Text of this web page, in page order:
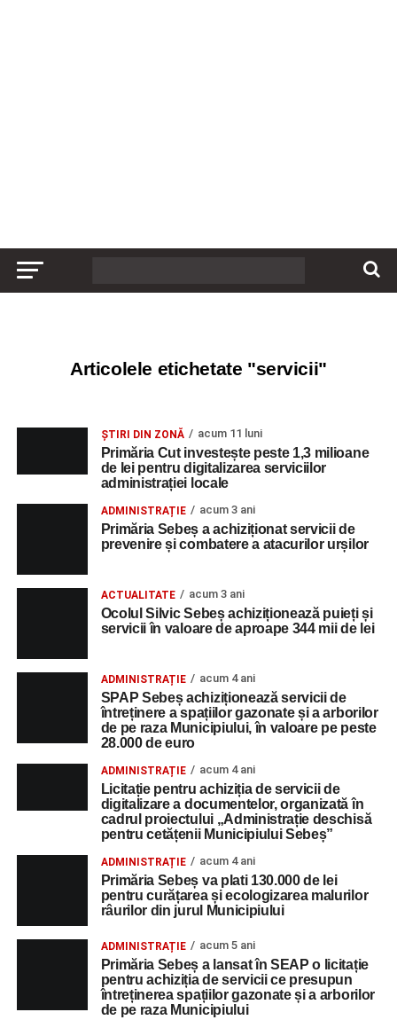
Articolele etichetate "servicii"
ȘTIRI DIN ZONĂ acum 11 luni
Primăria Cut investește peste 1,3 milioane
de lei pentru digitalizarea serviciilor
administrației locale
ADMINISTRAȚIE acum 3 ani
Primăria Sebeș a achiziționat servicii de
prevenire și combatere a atacurilor urșilor
ACTUALITATE acum 3 ani
Ocolul Silvic Sebeș achiziționează puieți și
servicii în valoare de aproape 344 mii de lei
ADMINISTRAȚIE acum 4 ani
SPAP Sebeș achiziționează servicii de
întreținere a spațiilor gazonate și a arborilor
de pe raza Municipiului, în valoare pe peste
28.000 de euro
ADMINISTRAȚIE acum 4 ani
Licitație pentru achiziția de servicii de
digitalizare a documentelor, organizată în
cadrul proiectului „Administrație deschisă
pentru cetățenii Municipiului Sebeș”
ADMINISTRAȚIE acum 4 ani
Primăria Sebeș va plati 130.000 de lei
pentru curățarea și ecologizarea malurilor
râurilor din jurul Municipiului
ADMINISTRAȚIE acum 5 ani
Primăria Sebeș a lansat în SEAP o licitație
pentru achiziția de servicii ce presupun
întreținerea spațiilor gazonate și a arborilor
de pe raza Municipiului